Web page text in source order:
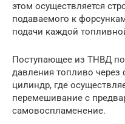
этом осуществляется
подаваемого к
подачи каждой
Поступающее из ТНВД
давления топливо через
цилиндр, где
перемешивание с
самовоспламенение.